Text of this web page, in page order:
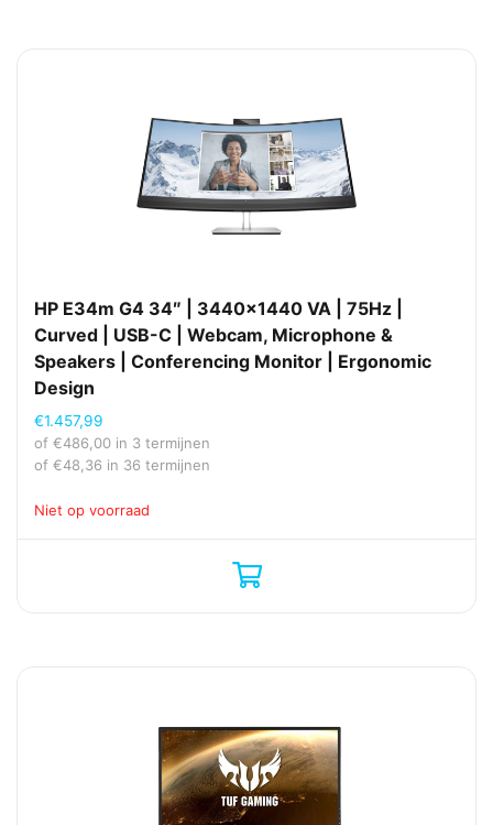
HP E34m G4 34″ | 3440×1440 VA | 75Hz |
Curved | USB-C | Webcam, Microphone &
Speakers | Conferencing Monitor | Ergonomic
Design
€1.457,99
of €486,00 in 3 termijnen
of €48,36 in 36 termijnen
Niet op voorraad